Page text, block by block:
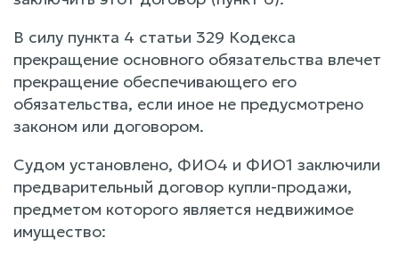
В силу пункта 4 статьи 329 Кодекса
прекращение основного обязательства влечет
прекращение обеспечивающего его
обязательства, если иное не предусмотрено
законом или договором.
Судом установлено, ФИО4 и ФИО1 заключили
предварительный договор купли-продажи,
предметом которого является недвижимое
имущество: